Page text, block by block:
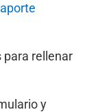
para rellenar
y